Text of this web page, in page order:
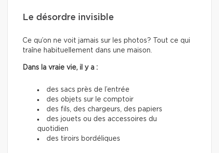
Le désordre invisible
Ce qu’on ne voit jamais sur les photos? Tout ce qui
traîne habituellement dans une maison.
Dans la vraie vie, il y a :
des sacs près de l’entrée
des objets sur le comptoir
des fils, des chargeurs, des papiers
des jouets ou des accessoires du
quotidien
des tiroirs bordéliques